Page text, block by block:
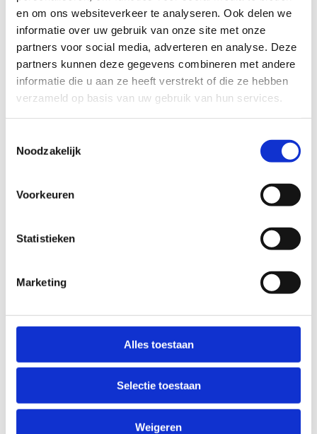
en om ons websiteverkeer te analyseren. Ook delen we
informatie over uw gebruik van onze site met onze
partners voor social media, adverteren en analyse. Deze
partners kunnen deze gegevens combineren met andere
informatie die u aan ze heeft verstrekt of die ze hebben
verzameld op basis van uw gebruik van hun services.
Noodzakelijk
Voorkeuren
Statistieken
Marketing
Alles toestaan
Selectie toestaan
Weigeren
Vrije Universiteit Brussel (campus Etterbeek).
Adres: Pleinlaan 2, 1050 Brussel.
Parkeren kan onder het gebouw I.
Wegwijs op de campus